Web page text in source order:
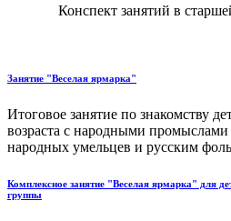
Конспект занятий в старшей
Занятие "Веселая ярмарка"
Итоговое занятие по знакомству
возраста с народными
народных умельцев и русским
Комплексное занятие "Веселая ярмарка" для
группы